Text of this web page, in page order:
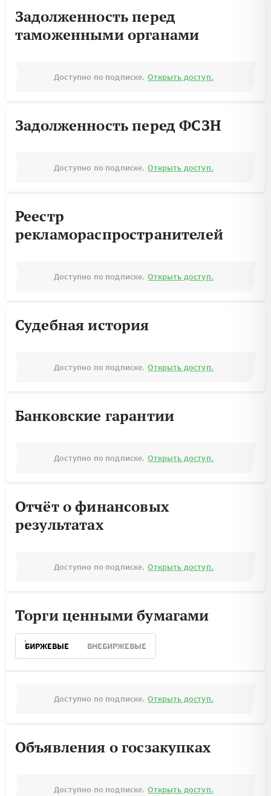
Задолженность перед
таможенными органами
Доступно по подписке. Открыть доступ.
Задолженность перед ФСЗН
Доступно по подписке. Открыть доступ.
Реестр
рекламораспространителей
Доступно по подписке. Открыть доступ.
Судебная история
Доступно по подписке. Открыть доступ.
Банковские гарантии
Доступно по подписке. Открыть доступ.
Отчёт о финансовых
результатах
Доступно по подписке. Открыть доступ.
Торги ценными бумагами
БИРЖЕВЫЕ ВНЕБИРЖЕВЫЕ
Доступно по подписке. Открыть доступ.
Объявления о госзакупках
Доступно по подписке. Открыть доступ.